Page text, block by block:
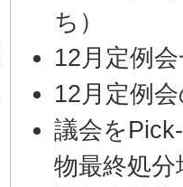
ち）
12月定例
12月定例
議会を
物最終処